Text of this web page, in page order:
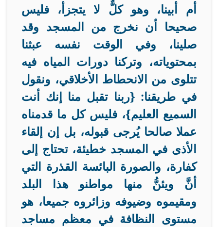
أم أبينا، وهو كلٌّ لا يتجزأ، فليس
صحيحا أن نخرج من المسجد وقد
صلينا، وفي الوقت نفسه عبثنا
بمحتوياته، وتركنا دورات المياه فيه
تتلوى من الانحطاط الأخلاقي، ونقول
في طريقنا: {ربنا تقبل منا إنك أنت
السميع العليم}، فليس كل ما قدمناه
عملا صالحا يُرجى قبوله، بل إن إلقاء
الأذى في المسجد خطيئة، تحتاج إلى
كفارة، والصورة البائسة القذرة التي
أنَّ ويئنُّ منها مواطنو هذا البلد
ومقيموه وضيوفه وزائروه جميعا، هو
مستوى النظافة في معظم مساجد